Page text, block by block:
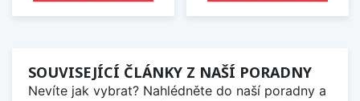
SOUVISEJÍCÍ ČLÁNKY Z NAŠÍ PORADNY
Nevíte jak vybrat? Nahlédněte do naší poradny a